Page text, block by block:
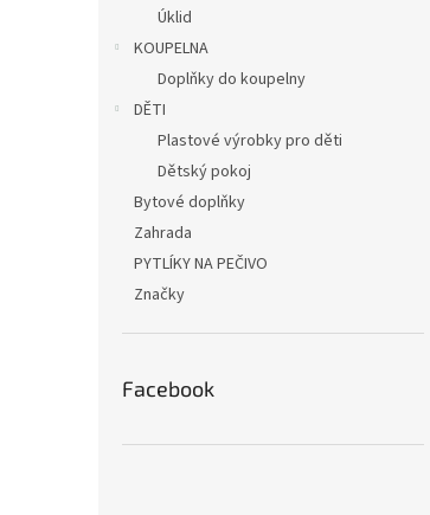
Úklid
KOUPELNA
Doplňky do koupelny
DĚTI
Plastové výrobky pro děti
Dětský pokoj
Bytové doplňky
Zahrada
PYTLÍKY NA PEČIVO
Značky
Facebook